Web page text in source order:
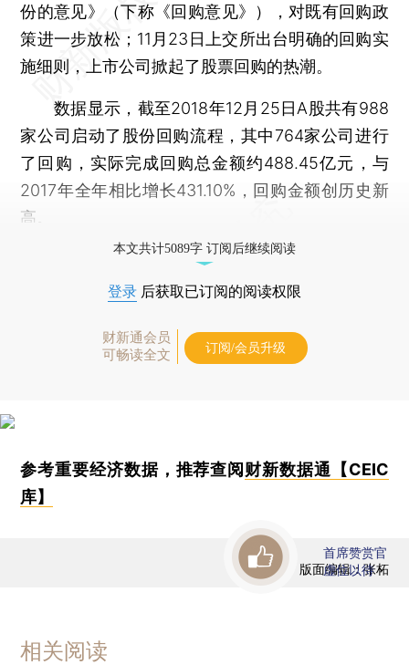
份的意见》（下称《回购意见》），对既有回购政
策进一步放松；11月23日上交所出台明确的回购实
施细则，上市公司掀起了股票回购的热潮。
数据显示，截至2018年12月25日A股共有988
家公司启动了股份回购流程，其中764家公司进行
了回购，实际完成回购总金额约488.45亿元，与
2017年全年相比增长431.10%，回购金额创历史新
高。
本文共计5089字 订阅后继续阅读
登录 后获取已订阅的阅读权限
财新通会员
可畅读全文
订阅/会员升级
参考重要经济数据，推荐查阅财新数据通【CEIC
库】
版面编辑：张柘
首席赞赏官
虚位以待
相关阅读